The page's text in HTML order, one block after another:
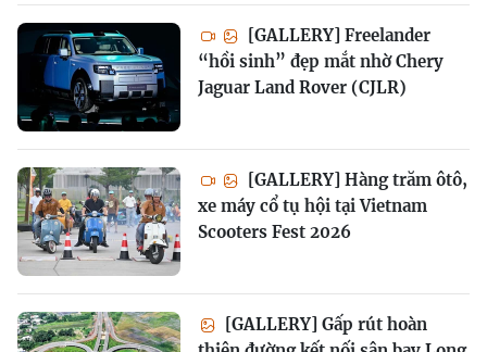
[GALLERY] Freelander
“hồi sinh” đẹp mắt nhờ Chery
Jaguar Land Rover (CJLR)
[GALLERY] Hàng trăm ôtô,
xe máy cổ tụ hội tại Vietnam
Scooters Fest 2026
[GALLERY] Gấp rút hoàn